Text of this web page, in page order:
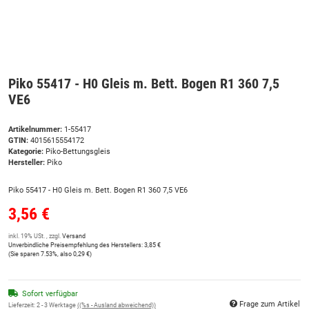
Piko 55417 - H0 Gleis m. Bett. Bogen R1 360 7,5
VE6
Artikelnummer: 1-55417
GTIN: 4015615554172
Kategorie: Piko-Bettungsgleis
Hersteller: Piko
Piko 55417 - H0 Gleis m. Bett. Bogen R1 360 7,5 VE6
3,56 €
inkl. 19% USt. , zzgl. Versand
Unverbindliche Preisempfehlung des Herstellers: 3,85 €
(Sie sparen 7.53%, also 0,29 €)
Sofort verfügbar
Lieferzeit: 2 - 3 Werktage ((%s - Ausland abweichend)) Frage zum Artikel